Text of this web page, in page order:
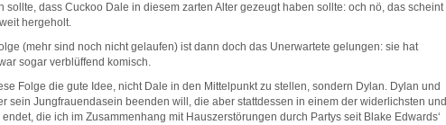
sollte, dass Cuckoo Dale in diesem zarten Alter gezeugt haben sollte: och nö, das scheint
hergeholt.
(mehr sind noch nicht gelaufen) ist dann doch das Unerwartete gelungen: sie hat
sogar verblüffend komisch.
Folge die gute Idee, nicht Dale in den Mittelpunkt zu stellen, sondern Dylan. Dylan und
sein Jungfrauendasein beenden will, die aber stattdessen in einem der widerlichsten und
endet, die ich im Zusammenhang mit Hauszerstörungen durch Partys seit Blake Edwards‘